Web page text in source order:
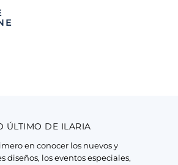
ÚLTIMO DE ILARIA
en conocer los nuevos y
diseños, los eventos especiales,